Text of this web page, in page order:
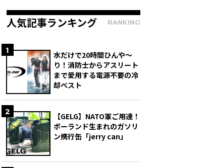
人気記事ランキング RANKING
1
水だけで20時間ひんや～
り！消防士からアスリート
まで愛用する電源不要の冷
却ベスト
2
【GELG】NATO軍ご用達！
ポーランド生まれのガソリ
ン携行缶「jerry can」